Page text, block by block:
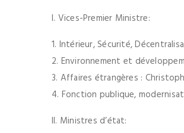
I. Vices-Premier Ministre:
1. Intérieur, Sécurité,
2. Environnement et
3. Affaires étrangères :
4. Fonction publique,
II. Ministres d’état: